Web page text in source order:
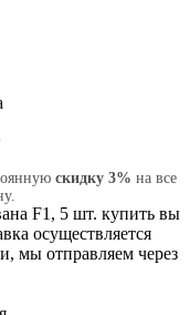
скидку 3% на все
F1, 5 шт. купить вы
осуществляется
мы отправляем через